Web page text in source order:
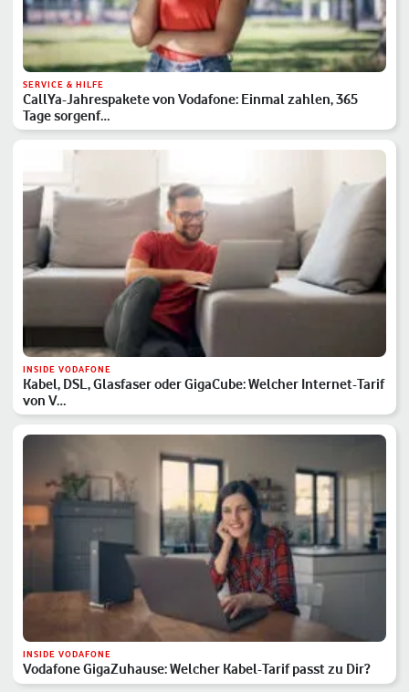
SERVICE & HILFE
CallYa-Jahrespakete von Vodafone: Einmal zahlen, 365
Tage sorgenf…
INSIDE VODAFONE
Kabel, DSL, Glasfaser oder GigaCube: Welcher Internet-Tarif
von V…
INSIDE VODAFONE
Vodafone GigaZuhause: Welcher Kabel-Tarif passt zu Dir?